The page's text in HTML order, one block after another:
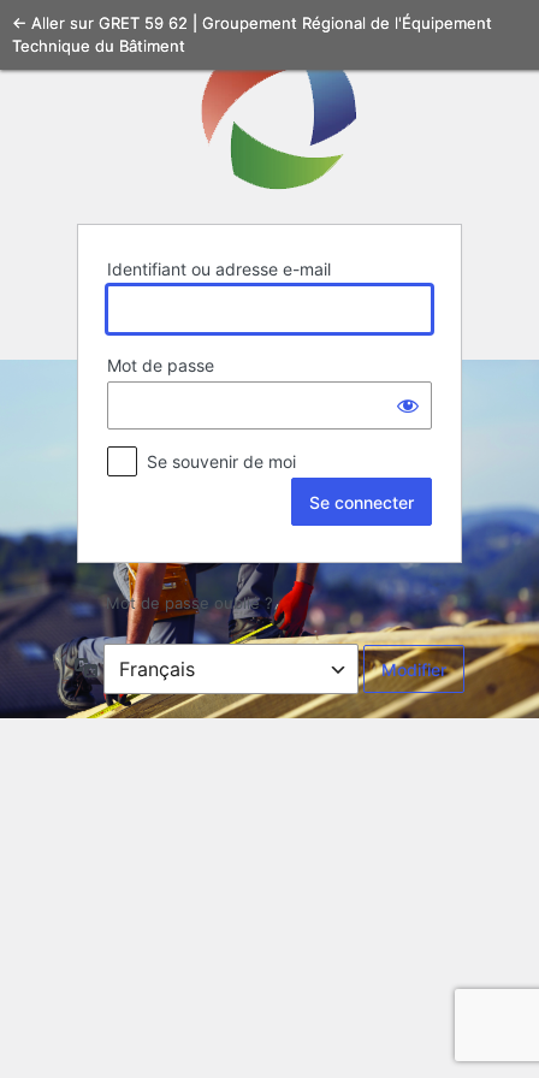
Se
connecter
Identifiant ou adresse e-mail
Mot de passe
Se souvenir de moi
Mot de passe oublié ?
← Aller sur GRET 59 62 | Groupement Régional de l'Équipement
Technique du Bâtiment
Langue